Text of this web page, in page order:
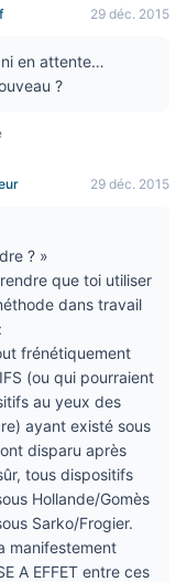
29 déc. 2015
ni en attente…
?
29 déc. 2015
? »
que toi utiliser
dans travail
frénétiquement
(ou qui pourraient
au yeux des
ayant existé sous
disparu après
tous dispositifs
Hollande/Gomès
Sarko/Frogier.
manifestement
A EFFET entre ces